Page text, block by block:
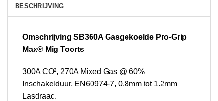
BESCHRIJVING
Omschrijving SB360A Gasgekoelde Pro-Grip
Max® Mig Toorts
300A CO², 270A Mixed Gas @ 60%
Inschakelduur, EN60974-7, 0.8mm tot 1.2mm
Lasdraad.